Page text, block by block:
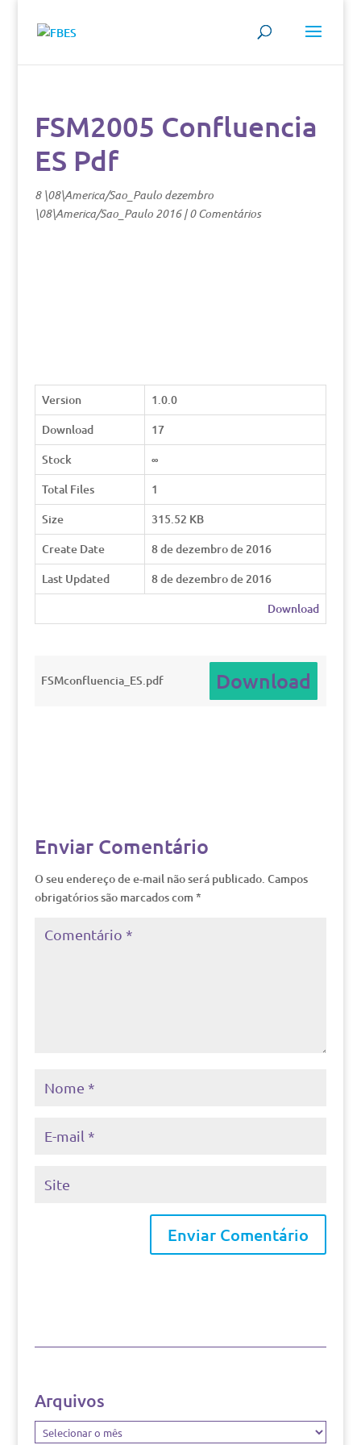
FSM2005 Confluencia
ES Pdf
8 \08\America/Sao_Paulo dezembro
\08\America/Sao_Paulo 2016|0 Comentários
Version
1.0.0
Download
17
Stock
∞
Total Files
1
Size
315.52 KB
Create Date
8 de dezembro de 2016
Last Updated
8 de dezembro de 2016
Download
FSMconfluencia_ES.pdf Download
Enviar Comentário
O seu endereço de e-mail não será publicado. Campos
obrigatórios são marcados com *
Arquivos
Arquivos